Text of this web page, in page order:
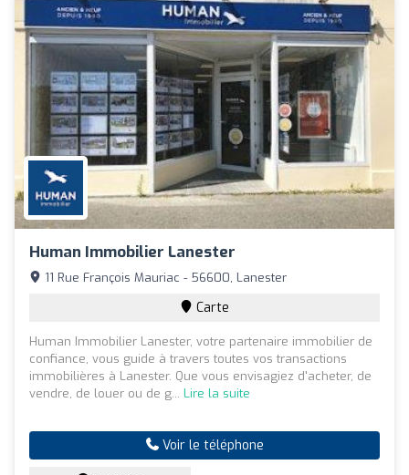
Human Immobilier Lanester
11 Rue François Mauriac - 56600, Lanester
Carte
Human Immobilier Lanester, votre partenaire immobilier de
confiance, vous guide à travers toutes vos transactions
immobilières à Lanester. Que vous envisagiez d'acheter, de
vendre, de louer ou de g... Lire la suite
Voir le téléphone